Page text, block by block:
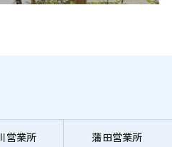
営業所 蒲田営業所